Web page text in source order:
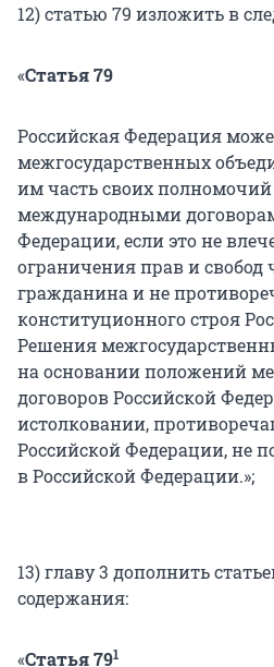
12) статью 79 изложить в
«Статья 79
Российская Федерация
межгосударственных
им часть своих полномочий
международными
Федерации, если это не
ограничения прав и свобод
гражданина и не
конституционного строя
Решения
на основании положений
договоров Российской
истолковании,
Российской Федерации, не
в Российской Федерации.»;
13) главу 3 дополнить
содержания:
«Статья 791